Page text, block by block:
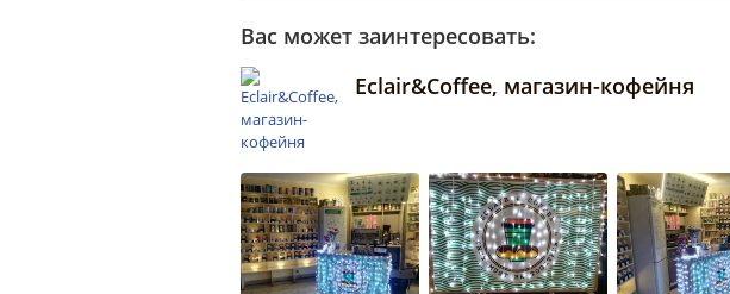
Вас может заинтересовать:
Eclair&Coffee, магазин-кофейня